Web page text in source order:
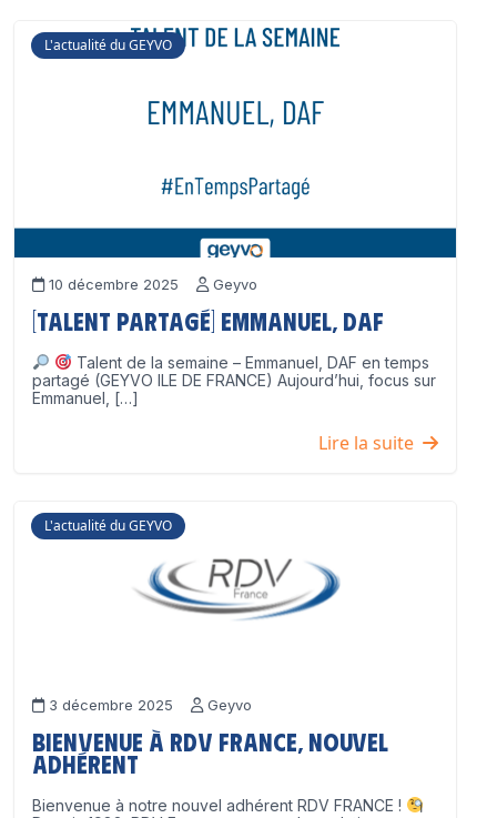
L'actualité du GEYVO
10 décembre 2025 Geyvo
[Talent partagé] Emmanuel, DAF
Talent de la semaine – Emmanuel, DAF en temps
partagé (GEYVO ILE DE FRANCE) Aujourd’hui, focus sur
Emmanuel, […]
Lire la suite
L'actualité du GEYVO
3 décembre 2025 Geyvo
Bienvenue à RDV France, nouvel
adhérent
Bienvenue à notre nouvel adhérent RDV FRANCE !